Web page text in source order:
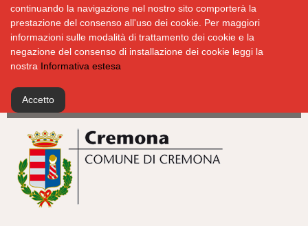
continuando la navigazione nel nostro sito comporterà la
prestazione del consenso all'uso dei cookie. Per maggiori
informazioni sulle modalità di trattamento dei cookie e la
negazione del consenso di installazione dei cookie leggi la
nostra Informativa estesa
Accetto
Salta
al
contenuto